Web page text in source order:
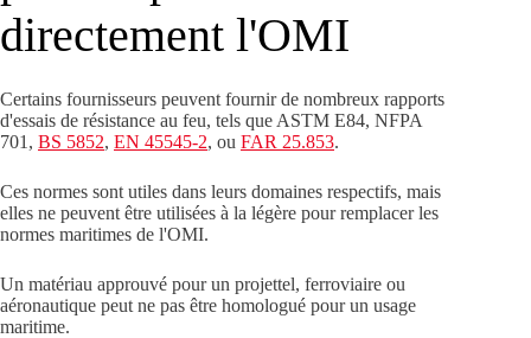
directement l'OMI
Certains fournisseurs peuvent fournir de nombreux rapports
d'essais de résistance au feu, tels que ASTM E84, NFPA
701, BS 5852, EN 45545-2, ou FAR 25.853.
Ces normes sont utiles dans leurs domaines respectifs, mais
elles ne peuvent être utilisées à la légère pour remplacer les
normes maritimes de l'OMI.
Un matériau approuvé pour un projettel, ferroviaire ou
aéronautique peut ne pas être homologué pour un usage
maritime.